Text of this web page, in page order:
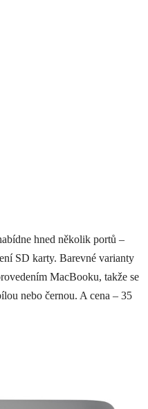
hned několik portů –
SD karty. Barevné varianty
MacBooku, takže se
nebo černou. A cena – 35